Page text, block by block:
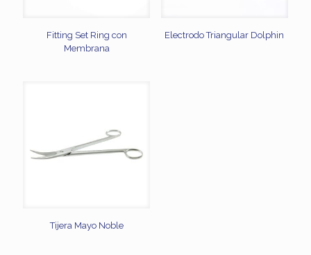
Fitting Set Ring con
Membrana
Electrodo Triangular Dolphin
Tijera Mayo Noble